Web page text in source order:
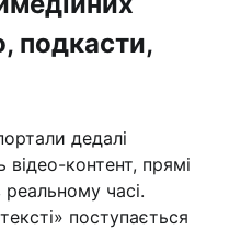
подкасти,
дедалі
контент, прямі
реальному часі.
поступається